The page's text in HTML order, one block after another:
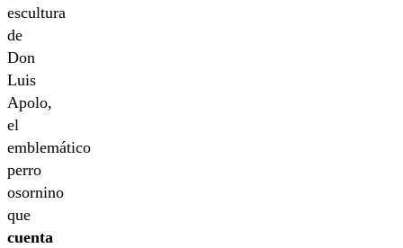
escultura
de
Don
Luis
Apolo,
el
emblemático
perro
osornino
que
cuenta